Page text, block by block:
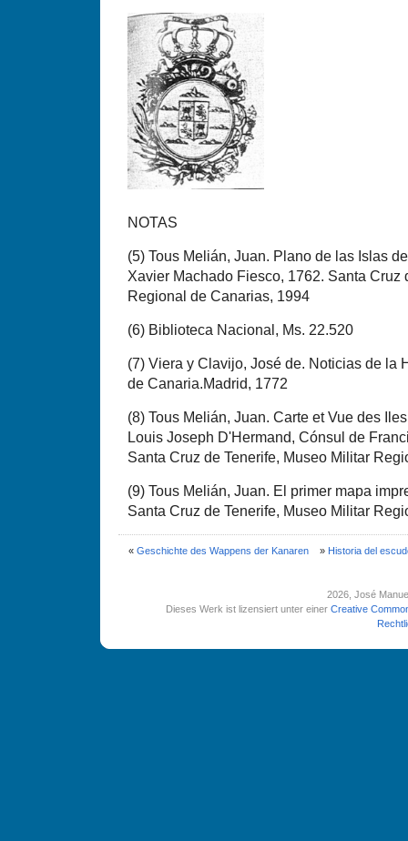
NOTAS
(5) Tous Melián, Juan. Plano de las Islas
Xavier Machado Fiesco, 1762. Santa Cruz
Regional de Canarias, 1994
(6) Biblioteca Nacional, Ms. 22.520
(7) Viera y Clavijo, José de. Noticias de la
de Canaria.Madrid, 1772
(8) Tous Melián, Juan. Carte et Vue des
Louis Joseph D'Hermand, Cónsul de
Santa Cruz de Tenerife, Museo Militar
(9) Tous Melián, Juan. El primer mapa
Santa Cruz de Tenerife, Museo Militar
« Geschichte des Wappens der Kanaren» Historia del
2026 , José
Dieses Werk ist lizensiert unter einer Creative